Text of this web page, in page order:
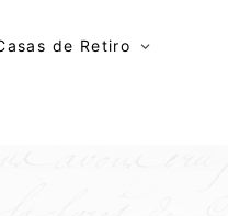
de Retiro